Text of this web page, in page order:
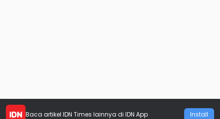
Baca artikel IDN Times lainnya di IDN App Install